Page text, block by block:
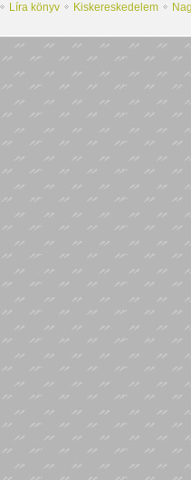
Líra könyv Kiskereskedelem